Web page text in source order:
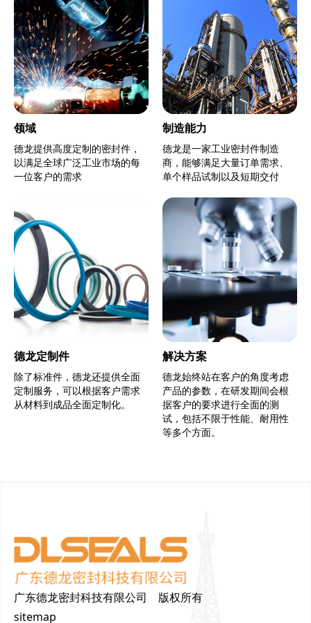
领域
德龙提供高度定制的密封件，
以满足全球广泛工业市场的每
一位客户的需求
制造能力
德龙是一家工业密封件制造
商，能够满足大量订单需求、
单个样品试制以及短期交付
德龙定制件
除了标准件，德龙还提供全面
定制服务，可以根据客户需求
从材料到成品全面定制化。
解决方案
德龙始终站在客户的角度考虑
产品的参数，在研发期间会根
据客户的要求进行全面的测
试，包括不限于性能、耐用性
等多个方面。
广东德龙密封科技有限公司 版权所有
sitemap